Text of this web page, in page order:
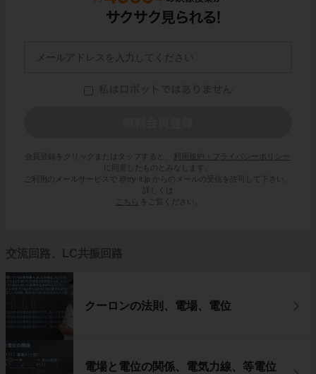
会員登録をクリックまたはタップすると、
利用規約・プライバシーポリシー
に同意したものとみなします。
ご利用のメールサービスで @try-it.jp からのメールの受信を許可して下さい。
詳しくは
こちら
をご覧ください。
交流回路、LC共振回路
クーロンの法則、電場、電位
電場と電位の関係、電気力線、等電位